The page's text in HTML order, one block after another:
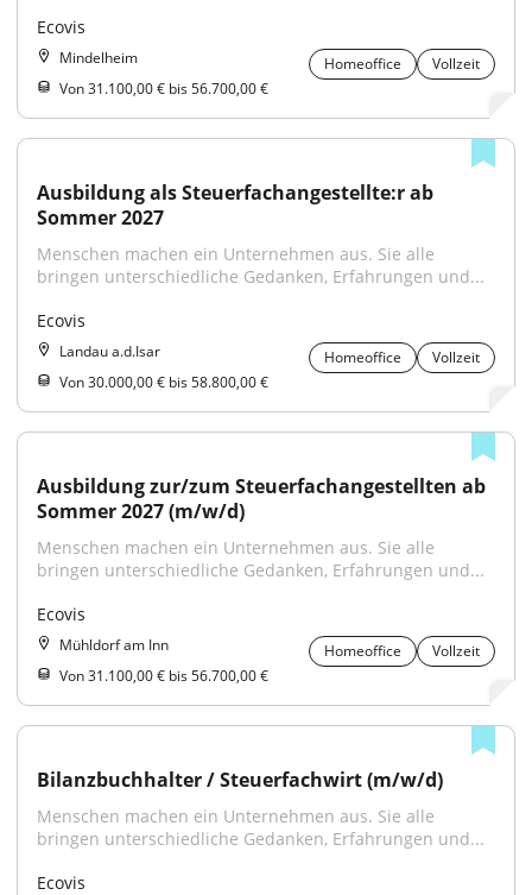
Ecovis
Mindelheim Homeoffice
Vollzeit
Von 31.100,00 € bis 56.700,00 €
Ausbildung als Steuerfachangestellte:r ab
Sommer 2027
Menschen machen ein Unternehmen aus. Sie alle
bringen unterschiedliche Gedanken, Erfahrungen und...
Ecovis
Landau a.d.Isar Homeoffice
Vollzeit
Von 30.000,00 € bis 58.800,00 €
Ausbildung zur/zum Steuerfachangestellten ab
Sommer 2027 (m/w/d)
Menschen machen ein Unternehmen aus. Sie alle
bringen unterschiedliche Gedanken, Erfahrungen und...
Ecovis
Mühldorf am Inn Homeoffice
Vollzeit
Von 31.100,00 € bis 56.700,00 €
Bilanzbuchhalter / Steuerfachwirt (m/w/d)
Menschen machen ein Unternehmen aus. Sie alle
bringen unterschiedliche Gedanken, Erfahrungen und...
Ecovis